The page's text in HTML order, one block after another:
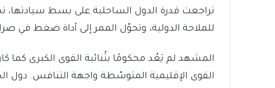
تراجعت قدرة الدول الساحلية على بسط
للملاحة الدولية، وتحوّل الممر إلى أداة ضغط في
المشهد لم يَعُد محكومًا بثُنائية القوى الكبرى كما
القوى الإقليمية المتوسّطة واجهة التنافس. دول